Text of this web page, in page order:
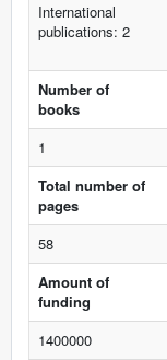
International
publications: 2
Number of
books
1
Total number of
pages
58
Amount of
funding
1400000